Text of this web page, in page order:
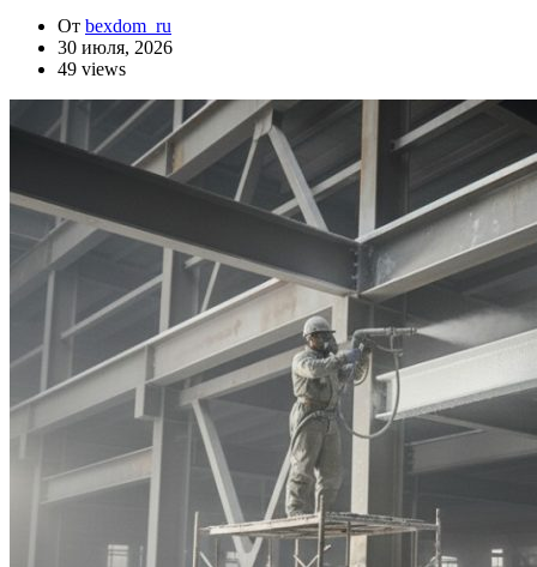
От bexdom_ru
30 июля, 2026
49 views